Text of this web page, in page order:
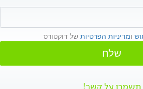
ומדיניות הפרטיות של דוקטורס
שלח
תשמרו על קשר!